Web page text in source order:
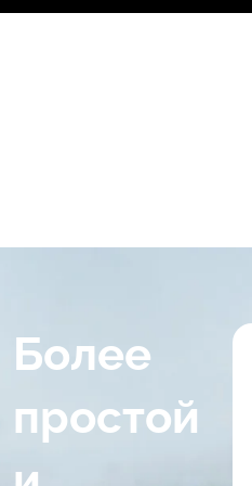
Перейти
Более
простой